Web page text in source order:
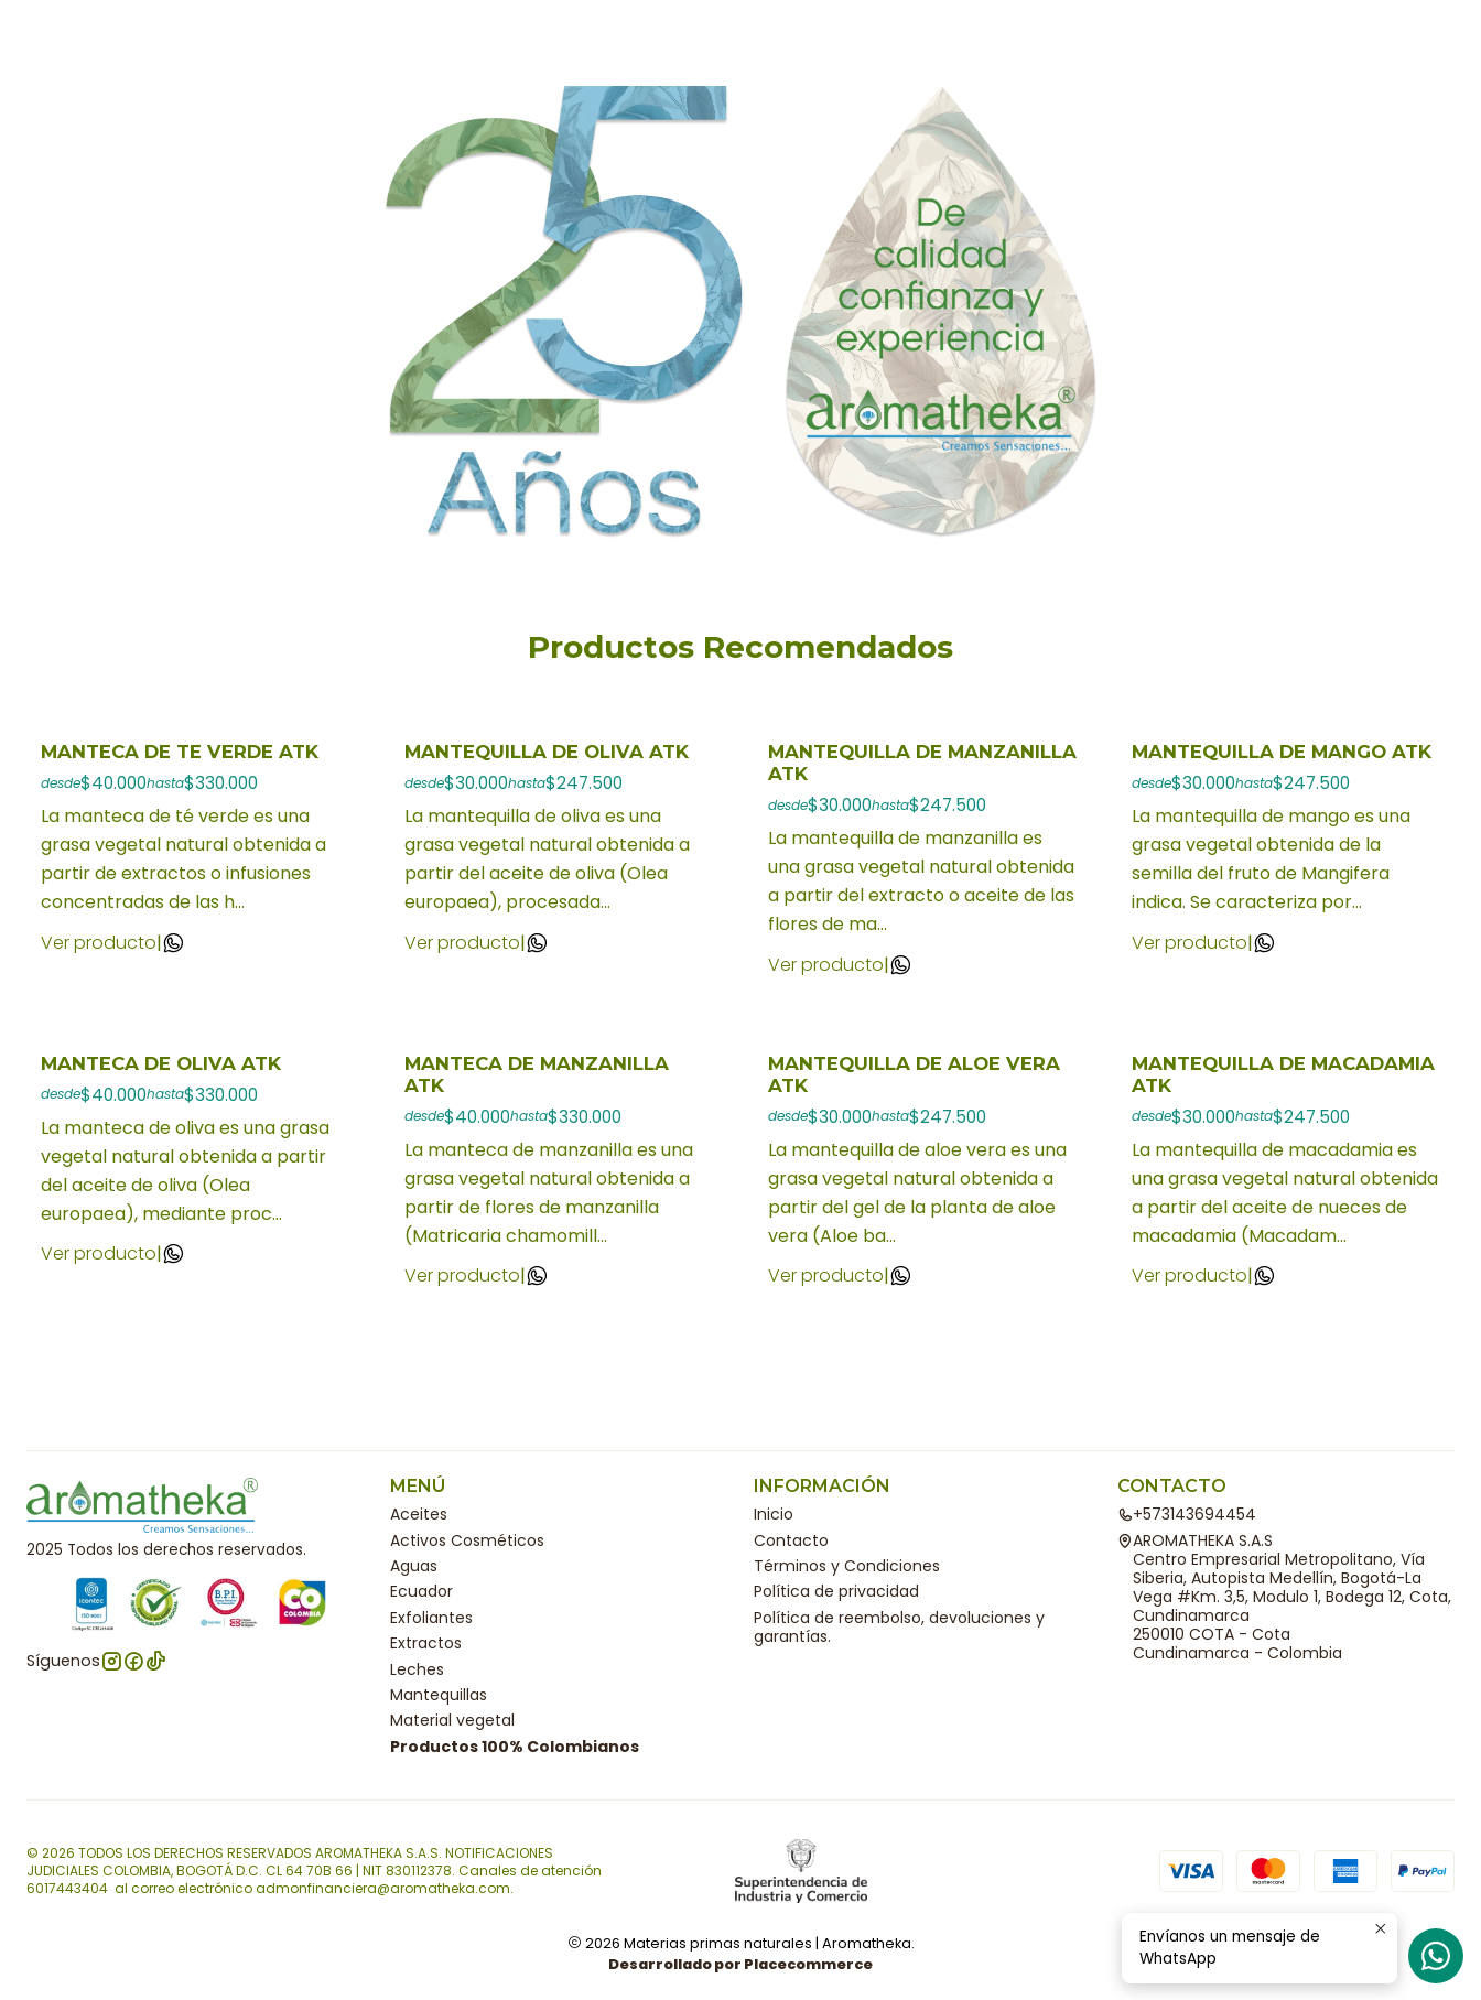
Productos Recomendados
MANTECA DE TE VERDE ATK
desde$40.000hasta$330.000
La manteca de té verde es una
grasa vegetal natural obtenida a
partir de extractos o infusiones
concentradas de las h...
Ver producto|
MANTEQUILLA DE OLIVA ATK
desde$30.000hasta$247.500
La mantequilla de oliva es una
grasa vegetal natural obtenida a
partir del aceite de oliva (Olea
europaea), procesada...
Ver producto|
MANTEQUILLA DE MANZANILLA
ATK
desde$30.000hasta$247.500
La mantequilla de manzanilla es
una grasa vegetal natural obtenida
a partir del extracto o aceite de las
flores de ma...
Ver producto|
MANTEQUILLA DE MANGO ATK
desde$30.000hasta$247.500
La mantequilla de mango es una
grasa vegetal obtenida de la
semilla del fruto de Mangifera
indica. Se caracteriza por...
Ver producto|
MANTECA DE OLIVA ATK
desde$40.000hasta$330.000
La manteca de oliva es una grasa
vegetal natural obtenida a partir
del aceite de oliva (Olea
europaea), mediante proc...
Ver producto|
MANTECA DE MANZANILLA
ATK
desde$40.000hasta$330.000
La manteca de manzanilla es una
grasa vegetal natural obtenida a
partir de flores de manzanilla
(Matricaria chamomill...
Ver producto|
MANTEQUILLA DE ALOE VERA
ATK
desde$30.000hasta$247.500
La mantequilla de aloe vera es una
grasa vegetal natural obtenida a
partir del gel de la planta de aloe
vera (Aloe ba...
Ver producto|
MANTEQUILLA DE MACADAMIA
ATK
desde$30.000hasta$247.500
La mantequilla de macadamia es
una grasa vegetal natural obtenida
a partir del aceite de nueces de
macadamia (Macadam...
Ver producto|
2025 Todos los derechos reservados.
Síguenos
MENÚ
Aceites
Activos Cosméticos
Aguas
Ecuador
Exfoliantes
Extractos
Leches
Mantequillas
Material vegetal
Productos 100% Colombianos
INFORMACIÓN
Inicio
Contacto
Términos y Condiciones
Política de privacidad
Política de reembolso, devoluciones y
garantías.
CONTACTO
+573143694454
AROMATHEKA S.A.S
Centro Empresarial Metropolitano, Vía
Siberia, Autopista Medellín, Bogotá-La
Vega #Km. 3,5, Modulo 1, Bodega 12, Cota,
Cundinamarca
250010 COTA - Cota
Cundinamarca - Colombia
© 2026 TODOS LOS DERECHOS RESERVADOS AROMATHEKA S.A.S. NOTIFICACIONES
JUDICIALES COLOMBIA, BOGOTÁ D.C. CL 64 70B 66 | NIT 830112378. Canales de atención
6017443404 al correo electrónico admonfinanciera@aromatheka.com.
2026 Materias primas naturales | Aromatheka.
Desarrollado por Placecommerce
Envíanos un mensaje de
WhatsApp